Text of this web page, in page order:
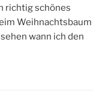
richtig schönes
Weihnachtsbaum
wann ich den